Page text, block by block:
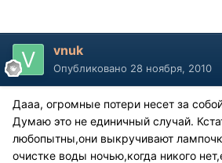
vnuk
Опубликовано 28 ноября, 2010
Дааа, огромные потери несет за
Думаю это не единичный случай.
любопытны,они выкручивают
очистке воды ночью,когда никого